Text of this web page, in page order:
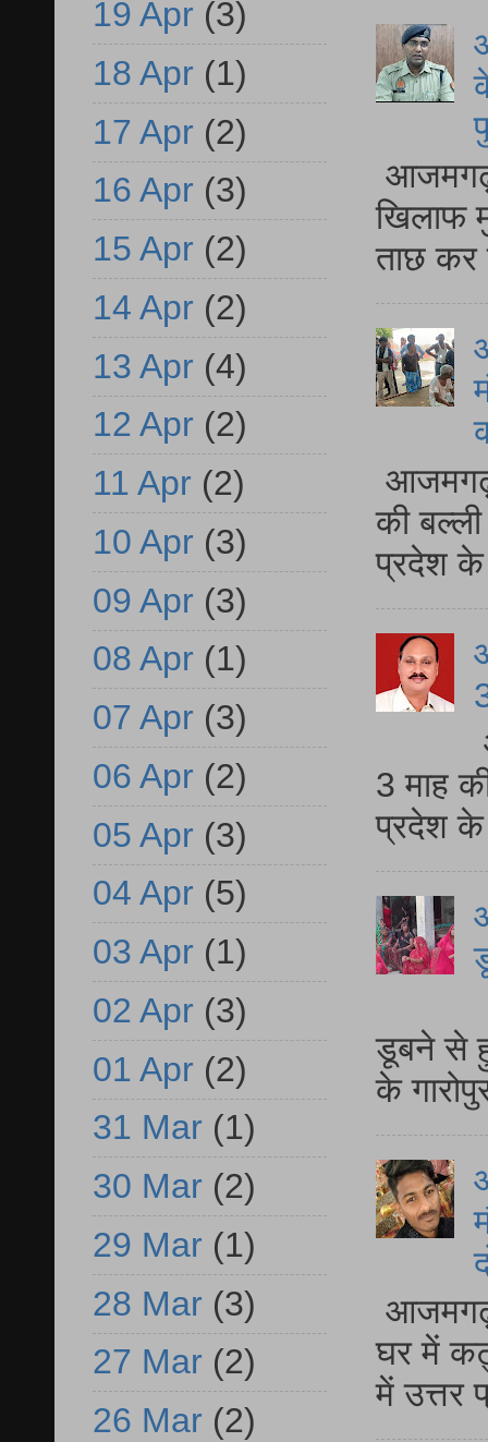
आजमगढ़
खिलाफ
ताछ कर
आजमगढ़
की
प्रदेश
3 माह
प्रदेश
डूबने से
के
घर में
में
19 Apr (3)
18 Apr (1)
17 Apr (2)
16 Apr (3)
15 Apr (2)
14 Apr (2)
13 Apr (4)
12 Apr (2)
11 Apr (2)
10 Apr (3)
09 Apr (3)
08 Apr (1)
07 Apr (3)
06 Apr (2)
05 Apr (3)
04 Apr (5)
03 Apr (1)
02 Apr (3)
01 Apr (2)
31 Mar (1)
30 Mar (2)
29 Mar (1)
28 Mar (3)
27 Mar (2)
26 Mar (2)